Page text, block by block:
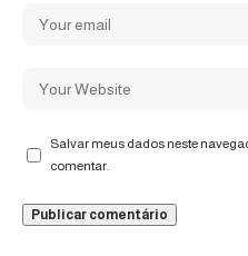
Salvar meus dados neste
comentar.